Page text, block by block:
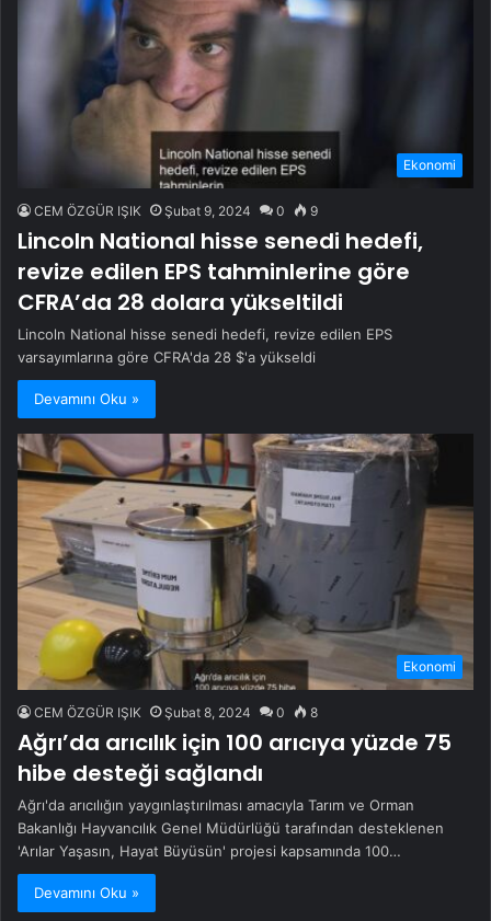
Ekonomi
CEM ÖZGÜR IŞIK Şubat 9, 2024 0 9
Lincoln National hisse senedi hedefi,
revize edilen EPS tahminlerine göre
CFRA’da 28 dolara yükseltildi
Lincoln National hisse senedi hedefi, revize edilen EPS
varsayımlarına göre CFRA'da 28 $'a yükseldi
Devamını Oku »
Ekonomi
CEM ÖZGÜR IŞIK Şubat 8, 2024 0 8
Ağrı’da arıcılık için 100 arıcıya yüzde 75
hibe desteği sağlandı
Ağrı'da arıcılığın yaygınlaştırılması amacıyla Tarım ve Orman
Bakanlığı Hayvancılık Genel Müdürlüğü tarafından desteklenen
'Arılar Yaşasın, Hayat Büyüsün' projesi kapsamında 100…
Devamını Oku »